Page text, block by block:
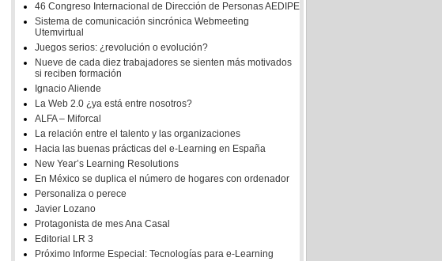
46 Congreso Internacional de Dirección de Personas AEDIPE
Sistema de comunicación sincrónica Webmeeting
Utemvirtual
Juegos serios: ¿revolución o evolución?
Nueve de cada diez trabajadores se sienten más motivados
si reciben formación
Ignacio Aliende
La Web 2.0 ¿ya está entre nosotros?
ALFA – Miforcal
La relación entre el talento y las organizaciones
Hacia las buenas prácticas del e-Learning en España
New Year’s Learning Resolutions
En México se duplica el número de hogares con ordenador
Personaliza o perece
Javier Lozano
Protagonista de mes Ana Casal
Editorial LR 3
Próximo Informe Especial: Tecnologías para e-Learning